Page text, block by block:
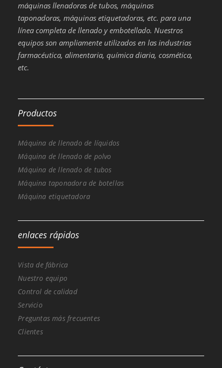
máquinas llenadoras de tubos, máquinas
taponadoras, máquinas etiquetadoras, etc. para una
línea completa de llenado y embotellado. Nuestros
equipos son ampliamente utilizados en las industrias
farmacéutica, alimentaria, química diaria, cosmética,
etc.
Productos
Máquina de llenado de líquidos
Máquina de llenado de polvo
Máquina de llenado de tubos
Máquina taponadora de botellas
Máquina etiquetadora
enlaces rápidos
Vista de fábrica
Nuestro equipo
Control de calidad
Servicio
Preguntas más frecuentes
Clientes